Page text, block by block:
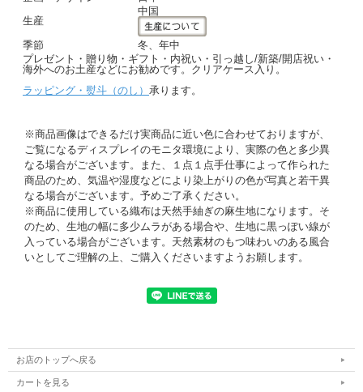
生産
中国
季節
冬、年中
プレゼント・贈り物・ギフト・内祝い・引っ越し/新築/開店祝い・
海外へのお土産などにお勧めです。クリアケース入り。
ラッピング・熨斗（のし） 承ります。
※商品画像はできるだけ実商品に近い色に合わせておりますが、
ご覧になるディスプレイのモニタ環境により、実際の色と多少異
なる場合がございます。また、１点１点手仕事によって作られた
商品のため、気温や湿度などにより染上がりの色が写真と若干異
なる場合がございます。予めご了承ください。
※商品に使用している織布は天然手紬ぎの麻生地になります。そ
のため、生地の幅に多少ムラがある場合や、生地に黒っぽい線が
入っている場合がございます。天然素材のもつ味わいのある風合
いとしてご理解の上、ご購入くださいますようお願します。
お店のトップへ戻る
カートを見る